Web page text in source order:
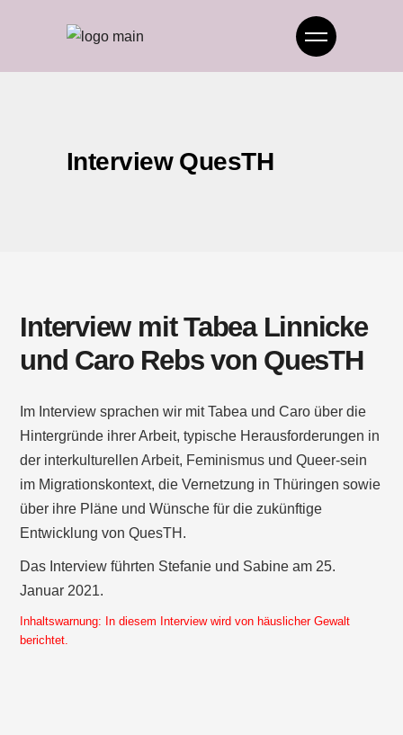
Interview QuesTH
Interview mit Tabea Linnicke
und Caro Rebs von QuesTH
Im Interview sprachen wir mit Tabea und Caro über die
Hintergründe ihrer Arbeit, typische Herausforderungen in
der interkulturellen Arbeit, Feminismus und Queer-sein
im Migrationskontext, die Vernetzung in Thüringen sowie
über ihre Pläne und Wünsche für die zukünftige
Entwicklung von QuesTH.
Das Interview führten Stefanie und Sabine am 25.
Januar 2021.
Inhaltswarnung: In diesem Interview wird von häuslicher Gewalt
berichtet.